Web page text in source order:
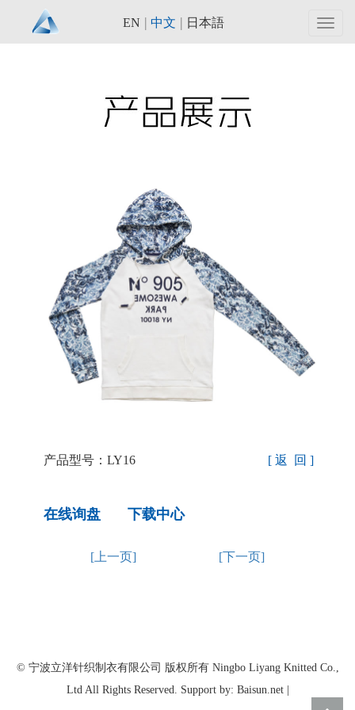
EN | 中文 | 日本語
产品型号：LY16 [ 返 回 ]
在线询盘 下载中心
[上一页] [下一页]
© 宁波立洋针织制衣有限公司 版权所有 Ningbo Liyang Knitted Co.,
Ltd All Rights Reserved. Support by: Baisun.net |